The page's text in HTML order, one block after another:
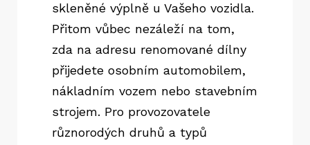
skleněné výplně u Vašeho vozidla.
Přitom vůbec nezáleží na tom,
zda na adresu renomované dílny
přijedete osobním automobilem,
nákladním vozem nebo stavebním
strojem. Pro provozovatele
různorodých druhů a typů